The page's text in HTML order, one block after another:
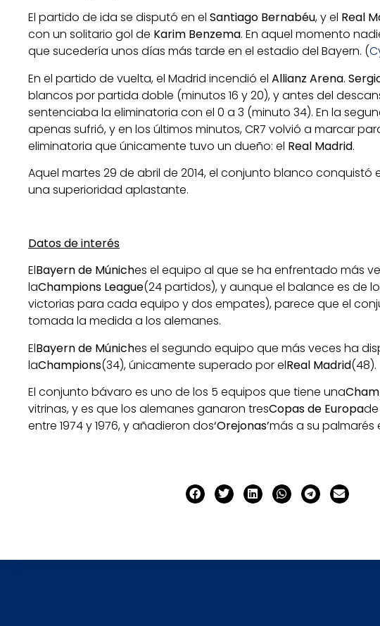
El partido de ida se disputó en el Santiago Bernabéu, y el Real
con un solitario gol de Karim Benzema. En aquel momento
que sucedería unos días más tarde en el estadio del Bayern. (
En el partido de vuelta, el Madrid incendió el Allianz Arena.
blancos por partida doble (minutos 16 y 20), y antes del
sentenciaba la eliminatoria con el 0 a 3 (minuto 34). En la
apenas sufrió, y en los últimos minutos, CR7 volvió a marcar
eliminatoria que únicamente tuvo un dueño: el Real Madrid.
Aquel martes 29 de abril de 2014, el conjunto blanco conquistó
una superioridad aplastante.
Datos de interés
ElBayern de Múniches el equipo al que se ha enfrentado más
laChampions League(24 partidos), y aunque el balance es de lo
victorias para cada equipo y dos empates), parece que el
tomada la medida a los alemanes.
ElBayern de Múniches el segundo equipo que más veces ha
laChampions(34), únicamente superado por elReal Madrid(48).
El conjunto bávaro es uno de los 5 equipos que tiene una
vitrinas, y es que los alemanes ganaron tresCopas de Europa
entre 1974 y 1976, y añadieron dos‘Orejonas’más a su palmarés